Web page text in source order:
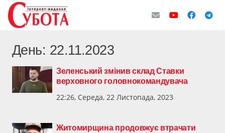
День: 22.11.2023
Зеленський змінив склад Ставки
верховного головнокомандувача
22:26, Середа, 22 Листопада, 2023
Житомирщина продовжує втрачати